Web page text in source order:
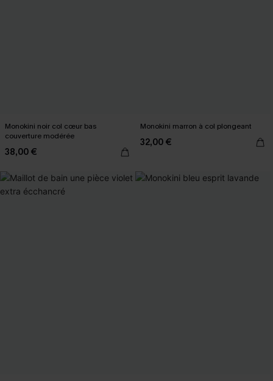
Monokini noir col cœur bas
couverture modérée
38,00 €
Monokini marron à col plongeant
32,00 €